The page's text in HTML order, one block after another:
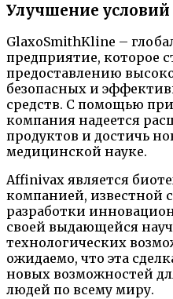
Улучшение
GlaxoSmithKline –
предприятие, которое
предоставлению
безопасных и
средств. С помощью
компания надеется
продуктов и достичь
медицинской науке.
Affinivax является
компанией, известной
разработки
своей выдающейся
технологических
ожидаемо, что эта
новых возможностей
людей по всему миру.